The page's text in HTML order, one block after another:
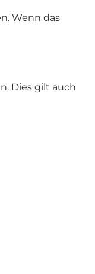
Wenn das
Dies gilt auch